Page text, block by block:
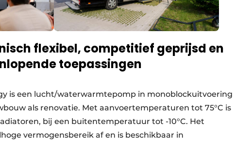
flexibel, competitief geprijsd en
toepassingen
is een lucht/waterwarmtepomp in monoblockuitvoering
als renovatie. Met aanvoertemperaturen tot 75°C is
bij een buitentemperatuur tot -10°C. Het
vermogensbereik af en is beschikbaar in